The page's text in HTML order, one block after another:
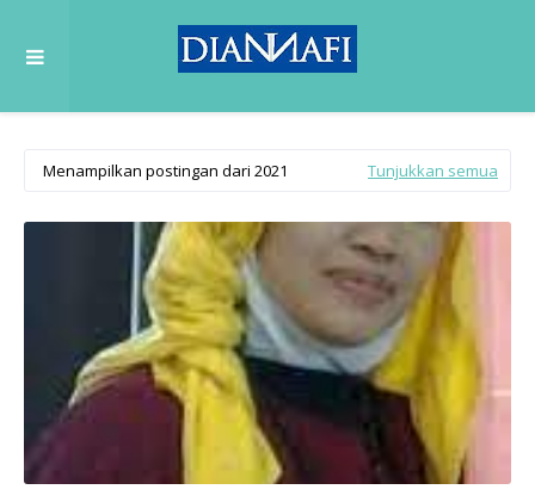
Menampilkan postingan dari 2021 Tunjukkan semua